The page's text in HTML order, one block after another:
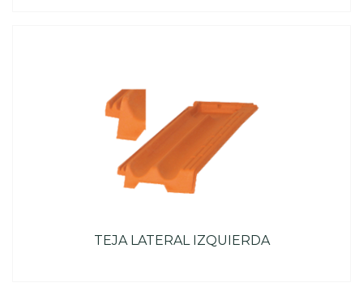
TEJA LATERAL IZQUIERDA